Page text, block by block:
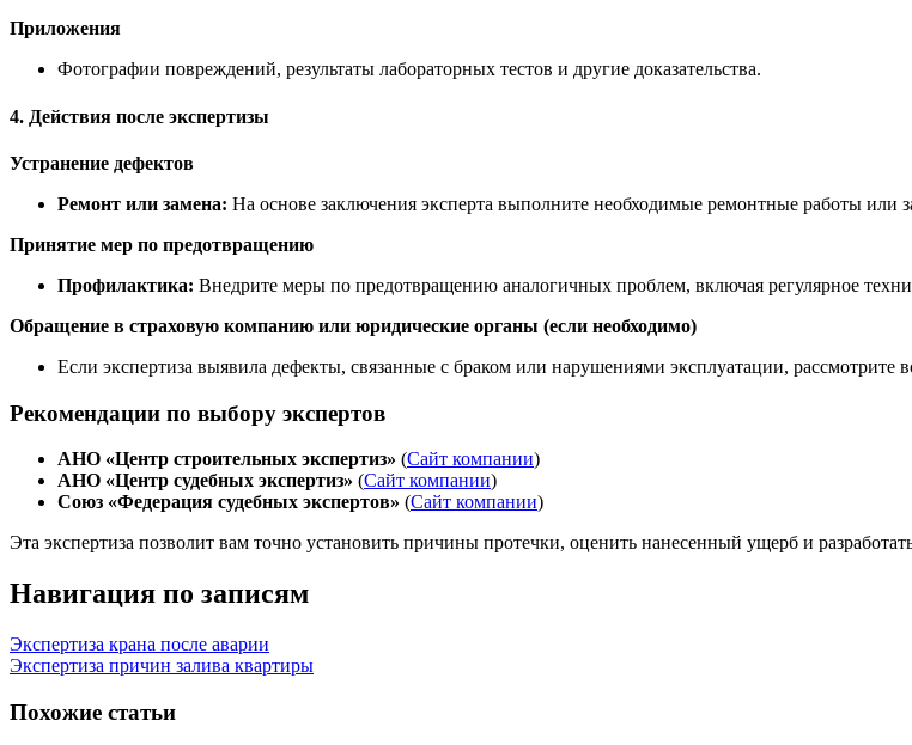
Приложения
Фотографии повреждений, результаты лабораторных тестов и другие доказательства.
4. Действия после экспертизы
Устранение дефектов
Ремонт или замена: На основе заключения эксперта выполните необходимые ремонтные работы
Принятие мер по предотвращению
Профилактика: Внедрите меры по предотвращению аналогичных проблем, включая регулярное
Обращение в страховую компанию или юридические органы (если необходимо)
Если экспертиза выявила дефекты, связанные с браком или нарушениями эксплуатации,
Рекомендации по выбору экспертов
АНО «Центр строительных экспертиз» (Сайт компании)
АНО «Центр судебных экспертиз» (Сайт компании)
Союз «Федерация судебных экспертов» (Сайт компании)
Эта экспертиза позволит вам точно установить причины протечки, оценить нанесенный ущерб и
Навигация по записям
Экспертиза крана после аварии
Экспертиза причин залива квартиры
Похожие статьи